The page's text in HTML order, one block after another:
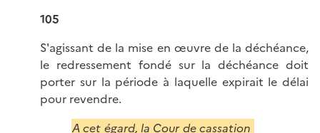
105
S'agissant de la mise en œuvre de la déchéance,
le redressement fondé sur la déchéance doit
porter sur la période à laquelle expirait le délai
pour revendre.
A cet égard, la Cour de cassation